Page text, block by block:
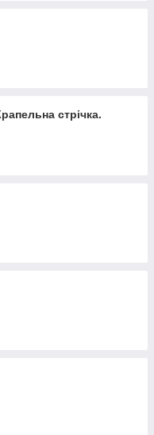
стрічка.